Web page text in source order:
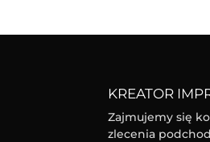
KREATOR
Zajmujemy się
zlecenia